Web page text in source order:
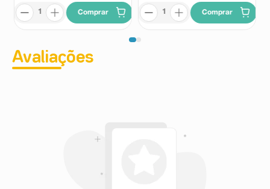
Comprar Comprar
Avaliações